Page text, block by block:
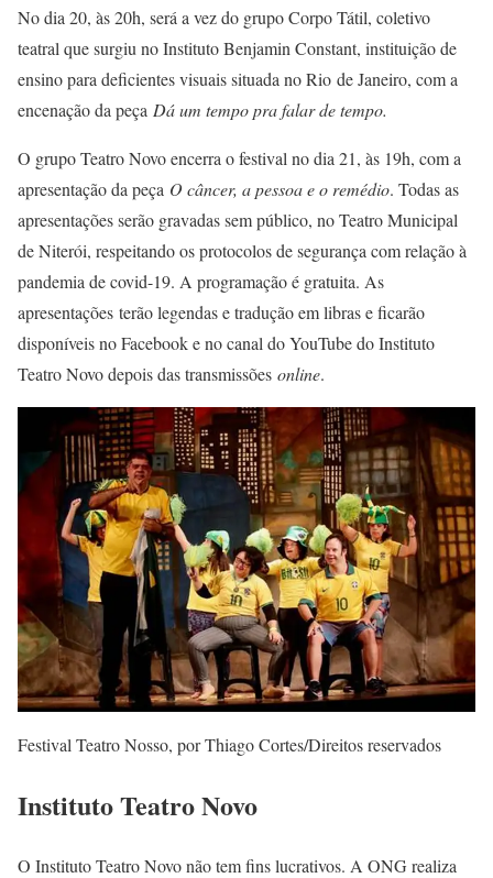
No dia 20, às 20h, será a vez do grupo Corpo Tátil, coletivo
teatral que surgiu no Instituto Benjamin Constant, instituição de
ensino para deficientes visuais situada no Rio de Janeiro, com a
encenação da peça Dá um tempo pra falar de tempo.
O grupo Teatro Novo encerra o festival no dia 21, às 19h, com a
apresentação da peça O câncer, a pessoa e o remédio. Todas as
apresentações serão gravadas sem público, no Teatro Municipal
de Niterói, respeitando os protocolos de segurança com relação à
pandemia de covid-19. A programação é gratuita. As
apresentações terão legendas e tradução em libras e ficarão
disponíveis no Facebook e no canal do YouTube do Instituto
Teatro Novo depois das transmissões online.
Festival Teatro Nosso, por Thiago Cortes/Direitos reservados
Instituto Teatro Novo
O Instituto Teatro Novo não tem fins lucrativos. A ONG realiza